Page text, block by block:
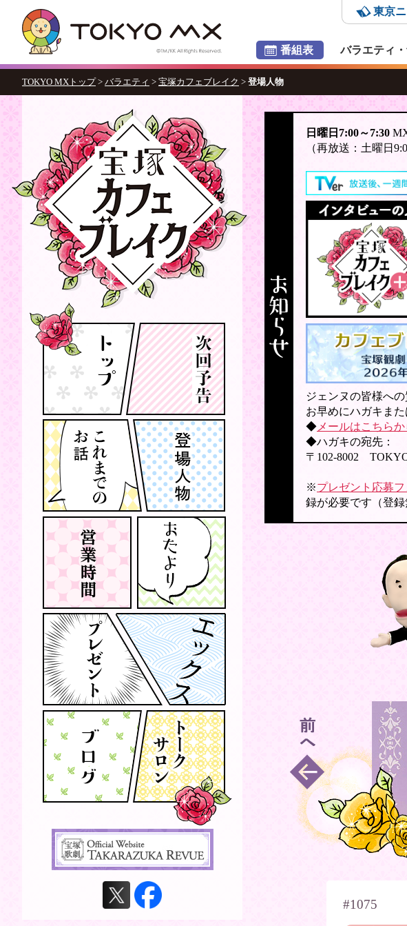
番組表 バラエティ
東京
TOKYO MXトップ > バラエティ > 宝塚カフェブレイク > 登場人物
日曜日7:00～7:30
（再放送：土曜日
ジェンヌの皆様へ
お早めにハガキま
◆ メールはこちら
◆ハガキの宛先：
〒102-8002
※プレゼント応募
録が必要です（登録
#1075